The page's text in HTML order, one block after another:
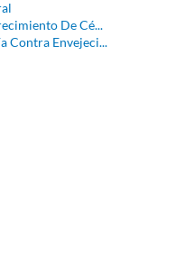
De Cé...
Contra Envejeci...